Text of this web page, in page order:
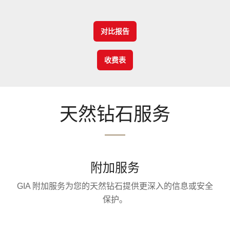
对比报告
收费表
天然钻石服务
附加服务
GIA 附加服务为您的天然钻石提供更深入的信息或安全
保护。